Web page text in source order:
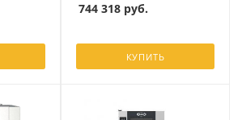
744 318 руб.
КУПИТЬ